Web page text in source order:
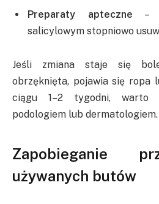
Preparaty apteczne –
salicylowym stopniowo
Jeśli zmiana staje się
obrzęknięta, pojawia się ropa
ciągu 1–2 tygodni, warto
podologiem lub dermatologiem.
Zapobieganie
używanych butów